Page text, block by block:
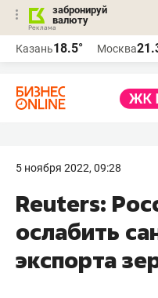
забронируй
валюту
Казань18.5° Москва
5 ноября 2022, 09:28
Reuters:
ослабить
экспорта